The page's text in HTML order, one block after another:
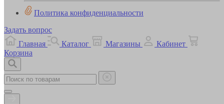
Политика конфиденциальности
Задать вопрос
Главная
Каталог Магазины
Кабинет
Корзина